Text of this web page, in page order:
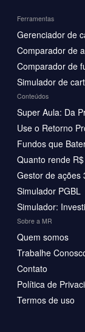
Ferramentas
Gerenciador de
Comparador de
Comparador de
Simulador de
Conteúdos
Super Aula: Da
Use o Retorno
Fundos que
Quanto rende
Gestor de ações
Simulador PGBL
Simulador:
Sobre a MR
Quem somos
Trabalhe
Contato
Política de
Termos de uso